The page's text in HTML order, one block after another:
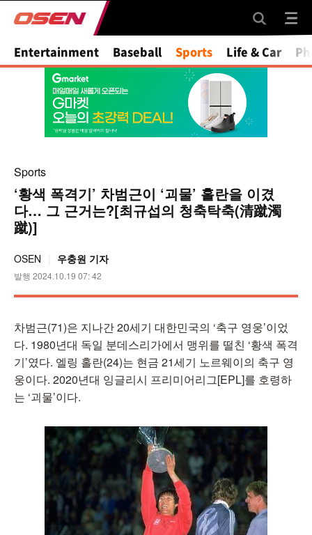
Mute
Entertainment Baseball Sports Life & Car
Sports
‘황색 폭격기’ 차범근이 ‘괴물’ 홀란을 이겼
다… 그 근거는?[최규섭의 청축탁축(清蹴濁
蹴)]
OSEN 우충원 기자
발행 2024.10.19 07: 42
차범근(71)은 지나간 20세기 대한민국의 ‘축구 영웅’이었
다. 1980년대 독일 분데스리가에서 맹위를 떨친 ‘황색 폭격
기’였다. 엘링 홀란(24)는 현금 21세기 노르웨이의 축구 영
웅이다. 2020년대 잉글리시 프리미어리그[EPL]를 호령하
는 ‘괴물’이다.